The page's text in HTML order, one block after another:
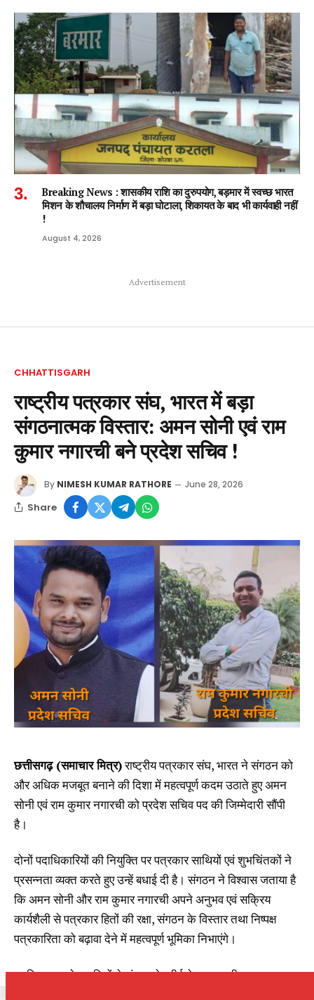
Breaking News : शासकीय राशि का दुरुपयोग, बड़मार में स्वच्छ भारत
मिशन के शौचालय निर्माण में बड़ा घोटाला, शिकायत के बाद भी कार्यवाही नहीं
!
August 4, 2026
Advertisement
CHHATTISGARH
राष्ट्रीय पत्रकार संघ, भारत में बड़ा
संगठनात्मक विस्तार: अमन सोनी एवं राम
कुमार नगारची बने प्रदेश सचिव !
By NIMESH KUMAR RATHORE June 28, 2026
Share
छत्तीसगढ़ (समाचार मित्र)राष्ट्रीय पत्रकार संघ, भारत ने संगठन को
और अधिक मजबूत बनाने की दिशा में महत्वपूर्ण कदम उठाते हुए अमन
सोनी एवं राम कुमार नगारची को प्रदेश सचिव पद की जिम्मेदारी सौंपी
है।
दोनों पदाधिकारियों की नियुक्ति पर पत्रकार साथियों एवं शुभचिंतकों ने
प्रसन्नता व्यक्त करते हुए उन्हें बधाई दी है। संगठन ने विश्वास जताया है
कि अमन सोनी और राम कुमार नगारची अपने अनुभव एवं सक्रिय
कार्यशैली से पत्रकार हितों की रक्षा, संगठन के विस्तार तथा निष्पक्ष
पत्रकारिता को बढ़ावा देने में महत्वपूर्ण भूमिका निभाएंगे।
नवनियुक्त प्रदेश सचिवों ने संगठन के शीर्ष नेतृत्व राष्ट्रीय अध्यक्ष